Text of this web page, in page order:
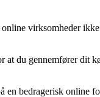
virksomheder
du gennemfører dit
en bedragerisk online